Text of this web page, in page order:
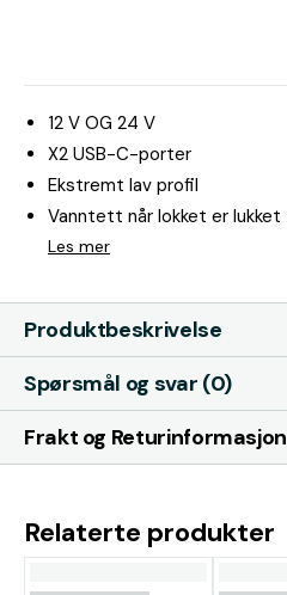
12 V OG 24 V
X2 USB-C-porter
Ekstremt lav profil
Vanntett når lokket er lukket
Les mer
Produktbeskrivelse
Spørsmål og svar (0)
Frakt og Returinformasjon
Relaterte produkter